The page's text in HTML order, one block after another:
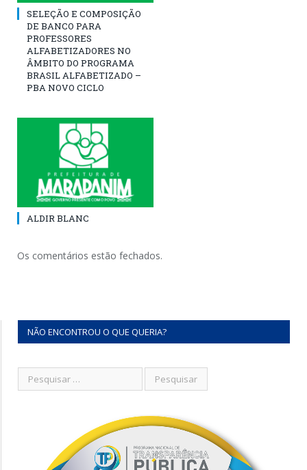
SELEÇÃO E COMPOSIÇÃO
DE BANCO PARA
PROFESSORES
ALFABETIZADORES NO
ÂMBITO DO PROGRAMA
BRASIL ALFABETIZADO –
PBA NOVO CICLO
ALDIR BLANC
Os comentários estão fechados.
NÃO ENCONTROU O QUE QUERIA?